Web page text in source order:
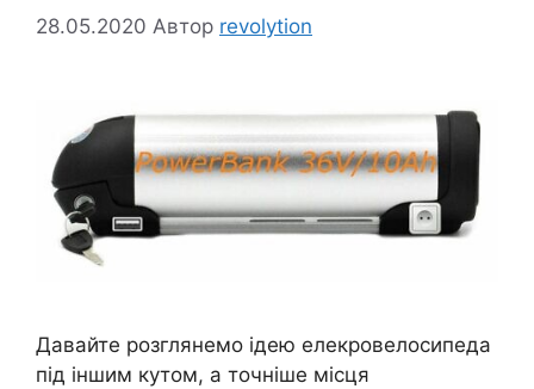
28.05.2020 Автор revolytion
Давайте розглянемо ідею елекровелосипеда
під іншим кутом, а точніше місця